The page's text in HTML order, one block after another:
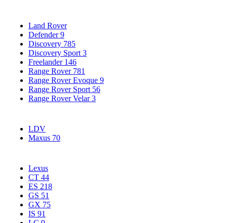
Land Rover
Defender9
Discovery 785
Discovery Sport 3
Freelander 146
Range Rover 781
Range Rover Evoque 9
Range Rover Sport 56
Range Rover Velar3
LDV
Maxus 70
Lexus
CT 44
ES 218
GS 51
GX 75
IS 91